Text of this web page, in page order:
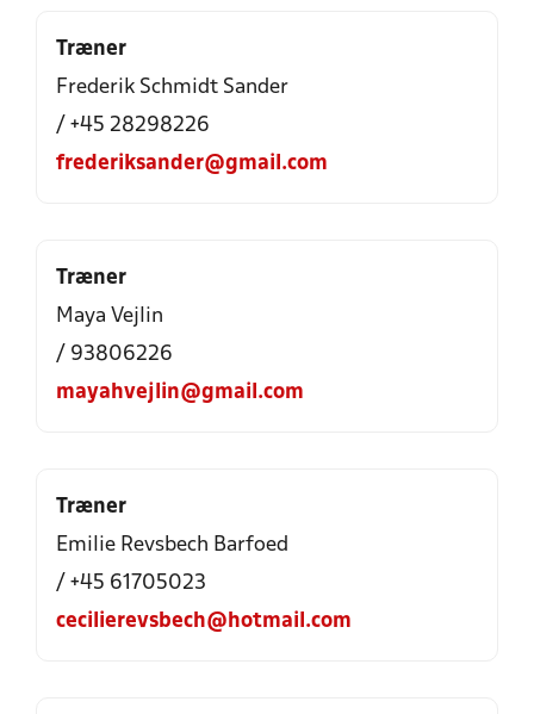
Træner
Frederik Schmidt Sander
/ +45 28298226
frederiksander@gmail.com
Træner
Maya Vejlin
/ 93806226
mayahvejlin@gmail.com
Træner
Emilie Revsbech Barfoed
/ +45 61705023
cecilierevsbech@hotmail.com